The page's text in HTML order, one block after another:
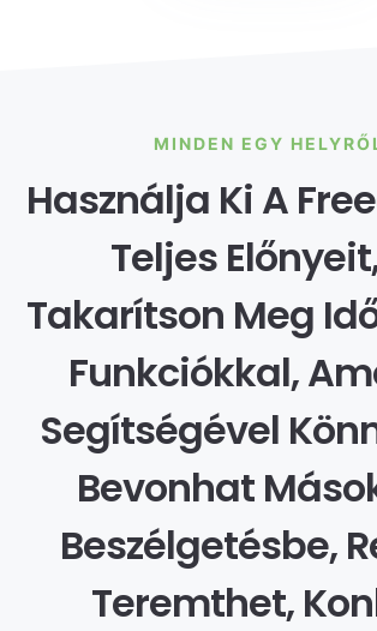
MINDEN EGY
Használja Ki A
Teljes
Takarítson Meg
Funkciókkal,
Segítségével
Bevonhat
Beszélgetésbe,
Teremthet,